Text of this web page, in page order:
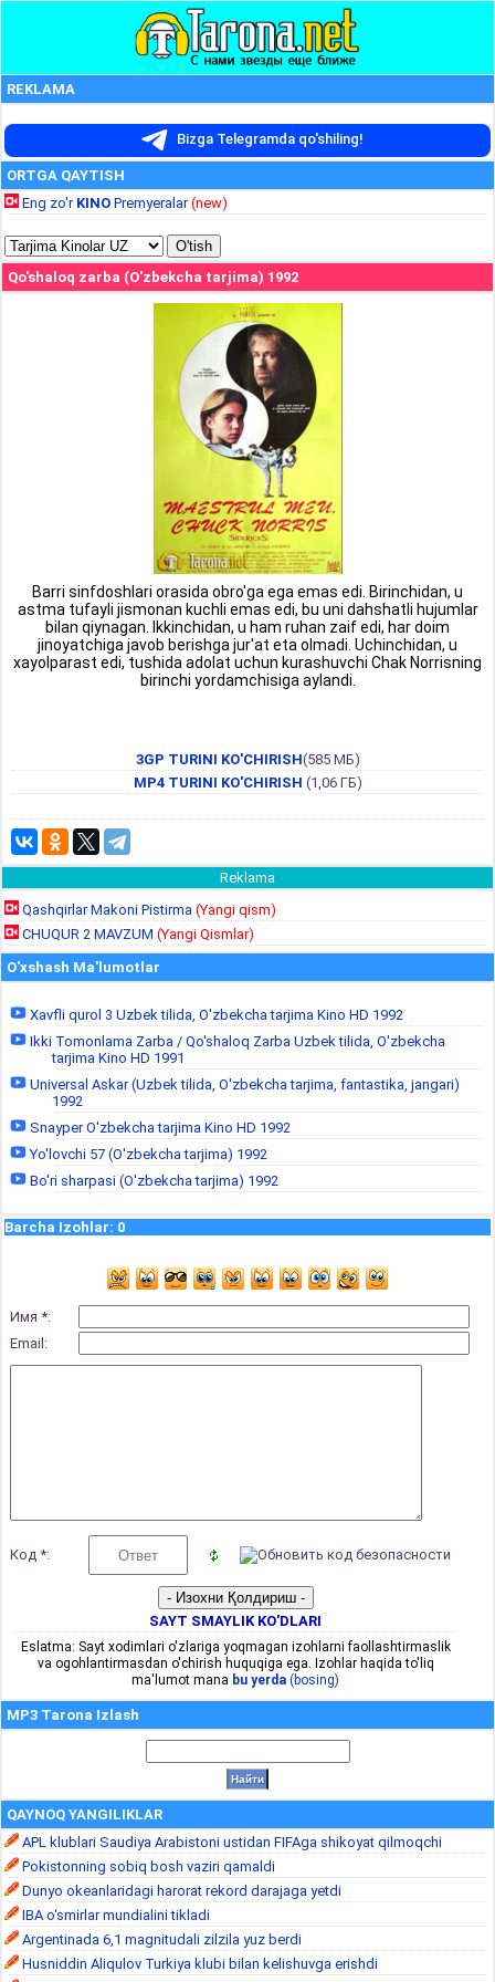
REKLAMA
Bizga Telegramda qo'shiling!
ORTGA QAYTISH
Eng zo'r KINO Premyeralar(new)
Qo'shaloq zarba (O'zbekcha tarjima) 1992
Barri sinfdoshlari orasida obro'ga ega emas edi. Birinchidan, u
astma tufayli jismonan kuchli emas edi, bu uni dahshatli hujumlar
bilan qiynagan. Ikkinchidan, u ham ruhan zaif edi, har doim
jinoyatchiga javob berishga jur'at eta olmadi. Uchinchidan, u
xayolparast edi, tushida adolat uchun kurashuvchi Chak Norrisning
birinchi yordamchisiga aylandi.
3GP TURINI KO'CHIRISH(585 МБ)
MP4 TURINI KO'CHIRISH (1,06 ГБ)
Reklama
Qashqirlar Makoni Pistirma (Yangi qism)
CHUQUR 2 MAVZUM (Yangi Qismlar)
O'xshash Ma'lumotlar
Xavfli qurol 3 Uzbek tilida, O'zbekcha tarjima Kino HD 1992
Ikki Tomonlama Zarba / Qo'shaloq Zarba Uzbek tilida, O'zbekcha
tarjima Kino HD 1991
Universal Askar (Uzbek tilida, O'zbekcha tarjima, fantastika, jangari)
1992
Snayper O'zbekcha tarjima Kino HD 1992
Yo'lovchi 57 (O'zbekcha tarjima) 1992
Bo'ri sharpasi (O'zbekcha tarjima) 1992
Barcha Izohlar: 0
Имя *:
Email:
Код *:
SAYT SMAYLIK KO'DLARI
Eslatma: Sayt xodimlari o'zlariga yoqmagan izohlarni faollashtirmaslik
va ogohlantirmasdan o'chirish huquqiga ega. Izohlar haqida to'liq
ma'lumot mana bu yerda (bosing)
MP3 Tarona Izlash
QAYNOQ YANGILIKLAR
APL klublari Saudiya Arabistoni ustidan FIFAga shikoyat qilmoqchi
Pokistonning sobiq bosh vaziri qamaldi
Dunyo okeanlaridagi harorat rekord darajaga yetdi
IBA o‘smirlar mundialini tikladi
Argentinada 6,1 magnitudali zilzila yuz berdi
Husniddin Aliqulov Turkiya klubi bilan kelishuvga erishdi